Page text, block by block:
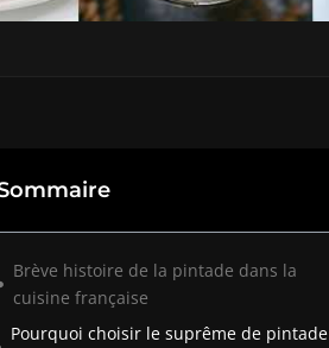
Brève histoire de la pintade dans la
cuisine française
Pourquoi choisir le suprême de pintade